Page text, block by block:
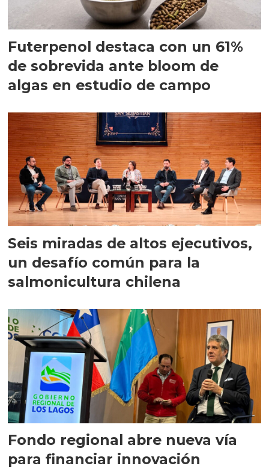
Futerpenol destaca con un 61%
de sobrevida ante bloom de
algas en estudio de campo
Seis miradas de altos ejecutivos,
un desafío común para la
salmonicultura chilena
Fondo regional abre nueva vía
para financiar innovación